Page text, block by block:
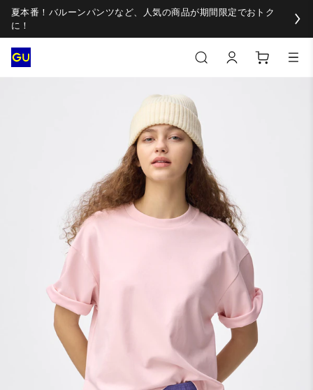
夏本番！バルーンパンツなど、人気の商品が期間限定でおトク
に！